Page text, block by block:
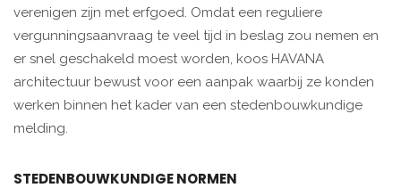
verenigen zijn met erfgoed. Omdat een reguliere
vergunningsaanvraag te veel tijd in beslag zou nemen en
er snel geschakeld moest worden, koos HAVANA
architectuur bewust voor een aanpak waarbij ze konden
werken binnen het kader van een stedenbouwkundige
melding.
STEDENBOUWKUNDIGE NORMEN